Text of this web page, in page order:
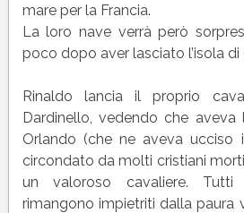
mare per la Francia.
La loro nave verrà però
poco dopo aver lasciato l’isola di
Rinaldo lancia il proprio
Dardinello, vedendo che aveva
Orlando (che ne aveva ucciso
circondato da molti cristiani
un valoroso cavaliere.
rimangono impietriti dalla paura